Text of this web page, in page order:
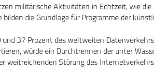
militärische Aktivitäten in Echtzeit, wie
bilden die Grundlage für Programme der
und 37 Prozent des weltweiten
würde ein Durchtrennen der unter
weitreichenden Störung des